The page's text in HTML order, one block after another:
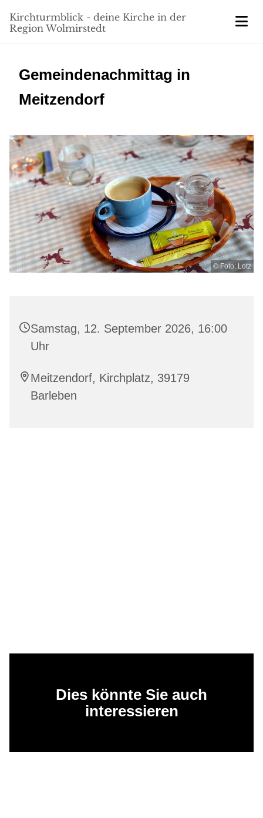
Kirchturmblick - deine Kirche in der
Region Wolmirstedt
Gemeindenachmittag in
Meitzendorf
© Foto: Lotz
Samstag, 12. September 2026, 16:00
Uhr
Meitzendorf, Kirchplatz, 39179
Barleben
Dies könnte Sie auch
interessieren